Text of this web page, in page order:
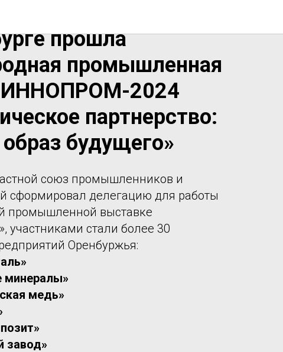
2024г. в
прошла
промышленная
ИННОПРОМ-2024
партнерство:
будущего»
союз промышленников и
сформировал делегацию для работы
промышленной выставке
стали более 30
Оренбуржья:
минералы»
медь»
завод»